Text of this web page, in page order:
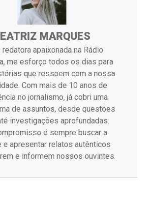
MARQUES
redatora apaixonada na Rádio
me esforço todos os dias para
que ressoem com a nossa
Com mais de 10 anos de
no jornalismo, já cobri uma
de assuntos, desde questões
investigações aprofundadas.
é sempre buscar a
e apresentar relatos autênticos
e informem nossos ouvintes.